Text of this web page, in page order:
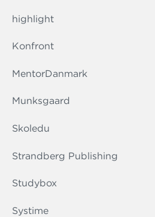
highlight
Konfront
MentorDanmark
Munksgaard
Skoledu
Strandberg Publishing
Studybox
Systime